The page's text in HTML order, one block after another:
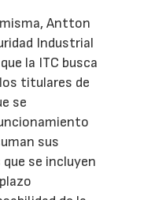
Antton
Industrial
la ITC busca
titulares de
se
sus
se incluyen